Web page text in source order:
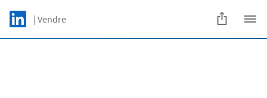
Skip to main content
LinkedIn Logo
| Vendre